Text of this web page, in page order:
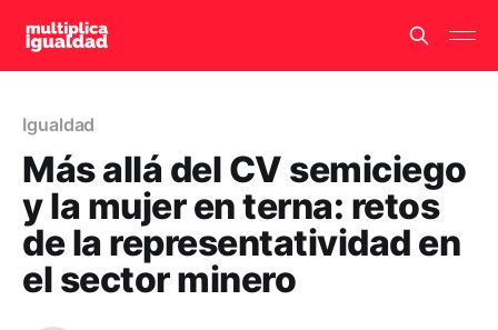
Igualdad
Más allá del CV semiciego
y la mujer en terna: retos
de la representatividad en
el sector minero